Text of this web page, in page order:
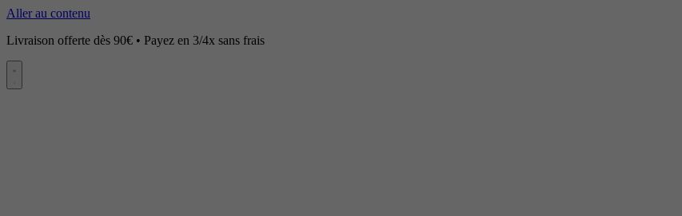
Aller au contenu
Livraison offerte dès 90€ • Payez en 3/4x sans frais